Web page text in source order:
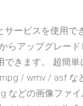
サービスを使用で
らアップグレー
できます。 超簡
/ wmv / asf な
などの画像ファイ